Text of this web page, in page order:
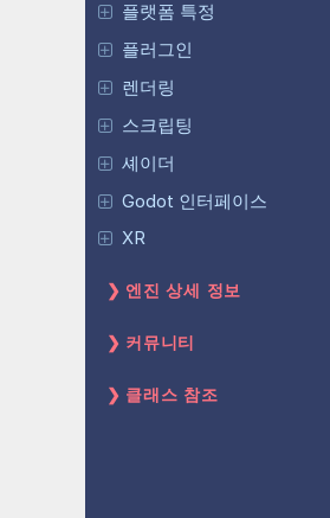
플랫폼 특정
플러그인
렌더링
스크립팅
셰이더
Godot 인터페이스
XR
엔진 상세 정보
커뮤니티
클래스 참조